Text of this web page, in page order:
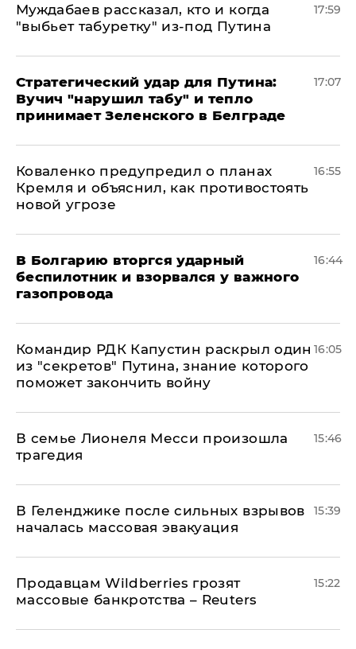
Муждабаев рассказал, кто и когда
"выбьет табуретку" из-под Путина
17:59
Стратегический удар для Путина:
Вучич "нарушил табу" и тепло
принимает Зеленского в Белграде
17:07
Коваленко предупредил о планах
Кремля и объяснил, как противостоять
новой угрозе
16:55
В Болгарию вторгся ударный
беспилотник и взорвался у важного
газопровода
16:44
Командир РДК Капустин раскрыл один
из "секретов" Путина, знание которого
поможет закончить войну
16:05
В семье Лионеля Месси произошла
трагедия
15:46
В Геленджике после сильных взрывов
началась массовая эвакуация
15:39
Продавцам Wildberries грозят
массовые банкротства – Reuters
15:22